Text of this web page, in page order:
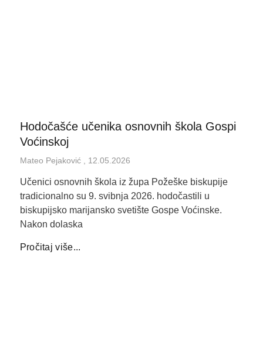
Hodočašće učenika osnovnih škola Gospi
Voćinskoj
Mateo Pejaković 12.05.2026
Učenici osnovnih škola iz župa Požeške biskupije
tradicionalno su 9. svibnja 2026. hodočastili u
biskupijsko marijansko svetište Gospe Voćinske.
Nakon dolaska
Pročitaj više...